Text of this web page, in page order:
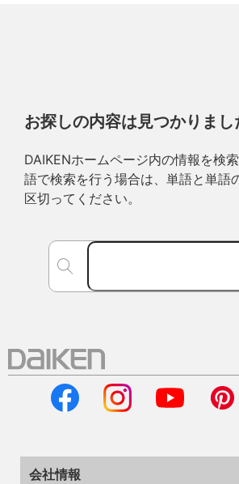
お探しの内容は見つかりまし
DAIKENホームページ内の情報を検
語で検索を行う場合は、単語と単語
区切ってください。
会社情報